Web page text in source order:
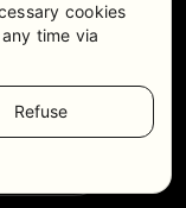
cookies
time via
Refuse